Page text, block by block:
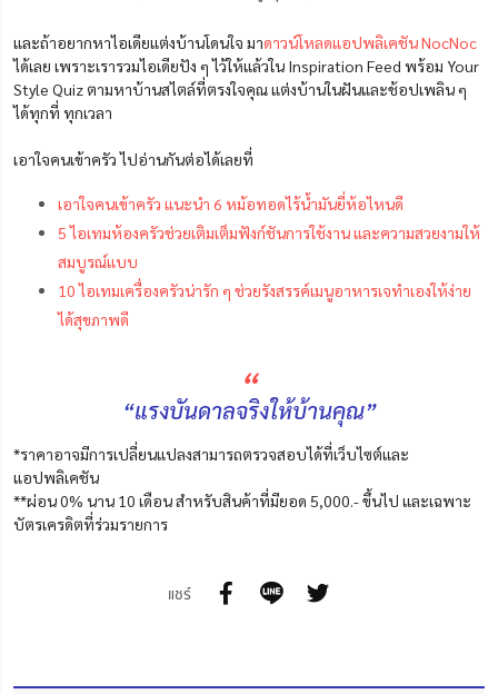
และถ้าอยากหาไอเดียแต่งบ้านโดนใจ มาดาวน์โหลดแอปพลิเคชัน NocNoc
ได้เลย เพราะเรารวมไอเดียปัง ๆ ไว้ให้แล้วใน Inspiration Feed พร้อม Your
Style Quiz ตามหาบ้านสไตล์ที่ตรงใจคุณ แต่งบ้านในฝันและช้อปเพลิน ๆ
ได้ทุกที่ ทุกเวลา
เอาใจคนเข้าครัว ไปอ่านกันต่อได้เลยที่
เอาใจคนเข้าครัว แนะนำ 6 หม้อทอดไร้น้ำมันยี่ห้อไหนดี
5 ไอเทมห้องครัวช่วยเติมเต็มฟังก์ชันการใช้งาน และความสวยงามให้
สมบูรณ์แบบ
10 ไอเทมเครื่องครัวน่ารัก ๆ ช่วยรังสรรค์เมนูอาหารเจทำเองให้ง่าย
ได้สุขภาพดี
“
“แรงบันดาลจริงให้บ้านคุณ”
*ราคาอาจมีการเปลี่ยนแปลงสามารถตรวจสอบได้ที่เว็บไซต์และ
แอปพลิเคชัน
**ผ่อน 0% นาน 10 เดือน สำหรับสินค้าที่มียอด 5,000.- ขึ้นไป และเฉพาะ
บัตรเครดิตที่ร่วมรายการ
แชร์